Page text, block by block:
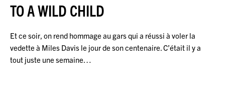
TO A WILD CHILD
Et ce soir, on rend hommage au gars qui a réussi à voler la
vedette à Miles Davis le jour de son centenaire. C’était il y a
tout juste une semaine…